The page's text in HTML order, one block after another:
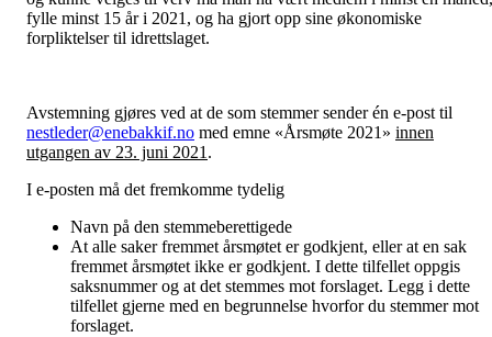
fylle minst 15 år i 2021, og ha gjort opp sine økonomiske
forpliktelser til idrettslaget.
Avstemning gjøres ved at de som stemmer sender én e-post til
nestleder@enebakkif.no med emne «Årsmøte 2021» innen
utgangen av 23. juni 2021 .
I e-posten må det fremkomme tydelig
Navn på den stemmeberettigede
At alle saker fremmet årsmøtet er godkjent, eller at en sak
fremmet årsmøtet ikke er godkjent. I dette tilfellet oppgis
saksnummer og at det stemmes mot forslaget. Legg i dette
tilfellet gjerne med en begrunnelse hvorfor du stemmer mot
forslaget.